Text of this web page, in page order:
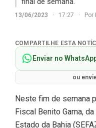
13/06/2023 · 17:27 · Por
COMPARTILHE ESTA
Enviar no
ou
Neste fim de semana
Fiscal Benito Gama,
Estado da Bahia